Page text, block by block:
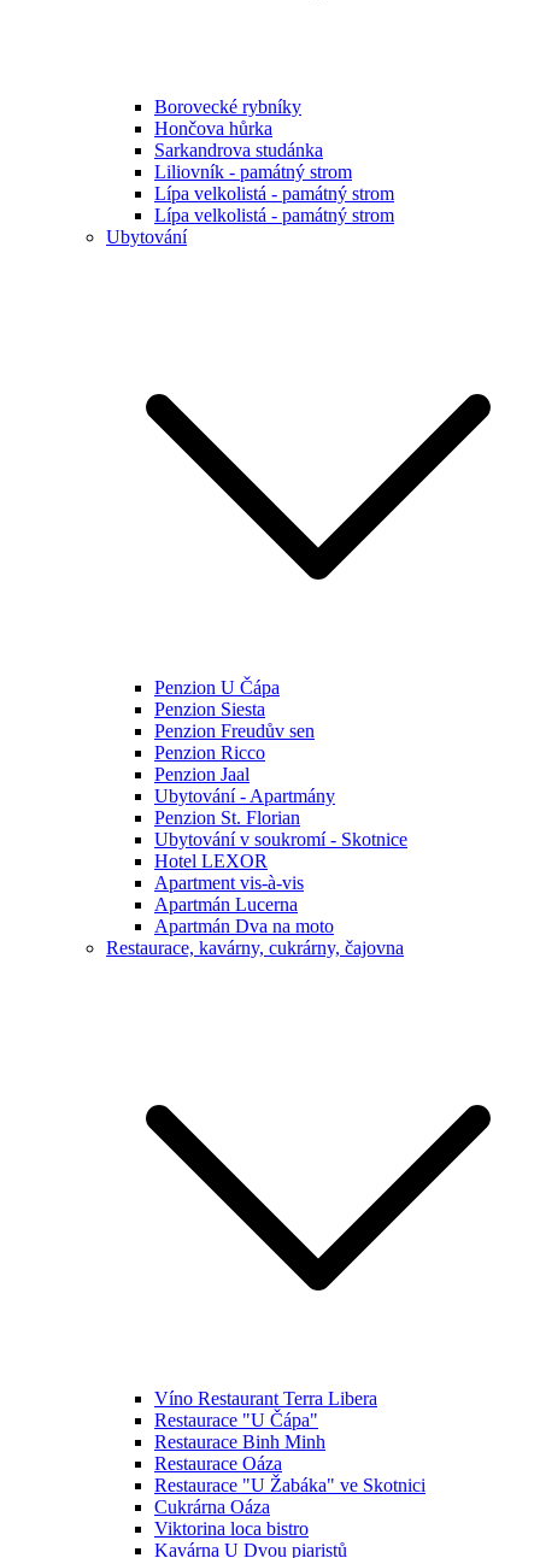
Borovecké rybníky
Hončova hůrka
Sarkandrova studánka
Liliovník - památný strom
Lípa velkolistá - památný strom
Lípa velkolistá - památný strom
Ubytování
Penzion U Čápa
Penzion Siesta
Penzion Freudův sen
Penzion Ricco
Penzion Jaal
Ubytování - Apartmány
Penzion St. Florian
Ubytování v soukromí - Skotnice
Hotel LEXOR
Apartment vis-à-vis
Apartmán Lucerna
Apartmán Dva na moto
Restaurace, kavárny, cukrárny, čajovna
Víno Restaurant Terra Libera
Restaurace "U Čápa"
Restaurace Binh Minh
Restaurace Oáza
Restaurace "U Žabáka" ve Skotnici
Cukrárna Oáza
Viktorina loca bistro
Kavárna U Dvou piaristů